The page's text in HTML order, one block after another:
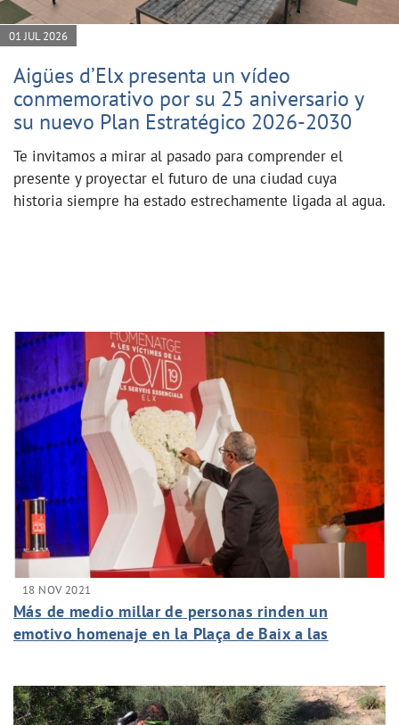
01 JUL 2026
Aigües d’Elx presenta un vídeo
conmemorativo por su 25 aniversario y
su nuevo Plan Estratégico 2026-2030
Te invitamos a mirar al pasado para comprender el
presente y proyectar el futuro de una ciudad cuya
historia siempre ha estado estrechamente ligada al agua.
18 NOV 2021
Más de medio millar de personas rinden un
emotivo homenaje en la Plaça de Baix a las